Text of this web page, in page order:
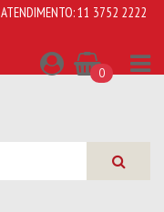
ATENDIMENTO:11 3752 2222
0